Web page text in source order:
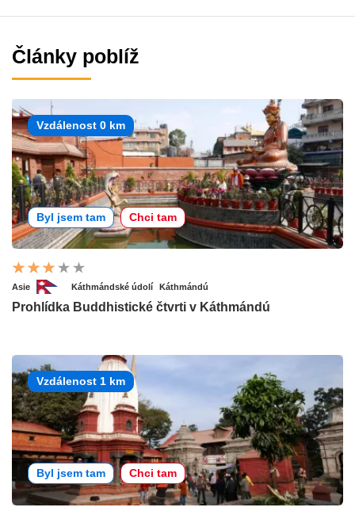
Články poblíž
Vzdálenost 0 km
Byl jsem tam Chci tam
Asie Káthmándské údolí Káthmándú
Prohlídka Buddhistické čtvrti v Káthmándú
Vzdálenost 1 km
Byl jsem tam Chci tam